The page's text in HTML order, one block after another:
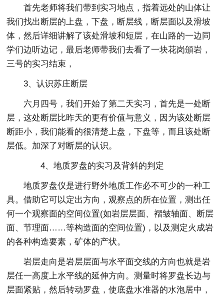
首先老师将我们带到实习地点，指着远处的山体让
我们找出断层的上盘，下盘，断层线，断层面以及滑坡
体，然后详细讲解了该处滑坡和短层，在山路的一边同
学们边听边记，最后老师带我们去看了一块花岗頒岩，
三号的实习结束，
3、认识苏庄断层
六月四号，我们开始了第二天实习，首先是一处断
层，这处断层比昨天的更有价值与意义，因为该处断层
断距小，我们能看的很清楚上盘，下盘等，而且该处断
层低。加深了对断层的认识。
4、地质罗盘的实习及背斜的判定
地质罗盘仪是进行野外地质工作必不可少的一种工
具。借助它可以定出方向，观察点的所在位置，测出任
何一个观察面的空间位置(如岩层层面、褶皱轴面、断层
面、节理面……等构造面的空间位置)，以及测定火成岩
的各种构造要素，矿体的产状。
岩层走向是岩层层面与水平面交线的方向也就是岩
层任一高度上水平线的延伸方向。测量时将罗盘长边与
层面紧贴，然后转动罗盘，使底盘水准器的水泡居中，